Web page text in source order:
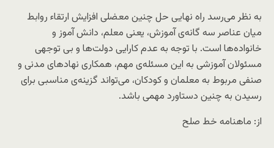
به نظر می‌رسد راه نهایی حل چنین معضلی افزایش ارتقاء روابط
میان عناصر سه گانه‌ی آموزش، یعنی معلم، دانش آموز و
خانواده‌ها است. با توجه به عدم کارایی دولت‌ها و بی توجهی
مسئولان آموزشی به این مسئله‌ی مهم، همکاری نهادهای مدنی و
صنفی مربوط به معلمان و کودکان، می‌تواند گزینه‌ی مناسبی برای
رسیدن به چنین دستاورد مهمی باشد.
از: ماهنامه خط صلح